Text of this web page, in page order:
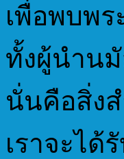
เพื่อพบพ
ทั้งผู้นำน
นั่นคือสิ่ง
เราจะได้